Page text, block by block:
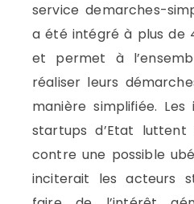
service demarches-
a été intégré à plus de
et permet à
réaliser leurs
manière simplifiée. Les
startups d’Etat
contre une possible
inciterait les acteurs